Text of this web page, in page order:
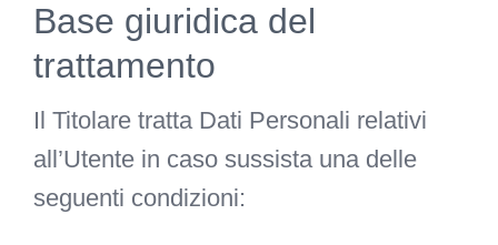
Base giuridica del
trattamento
Il Titolare tratta Dati Personali relativi
all’Utente in caso sussista una delle
seguenti condizioni: